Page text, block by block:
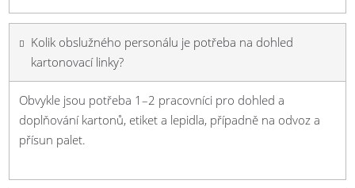
Kolik obslužného personálu je potřeba na dohled
kartonovací linky?
Obvykle jsou potřeba 1–2 pracovníci pro dohled a
doplňování kartonů, etiket a lepidla, případně na odvoz a
přísun palet.